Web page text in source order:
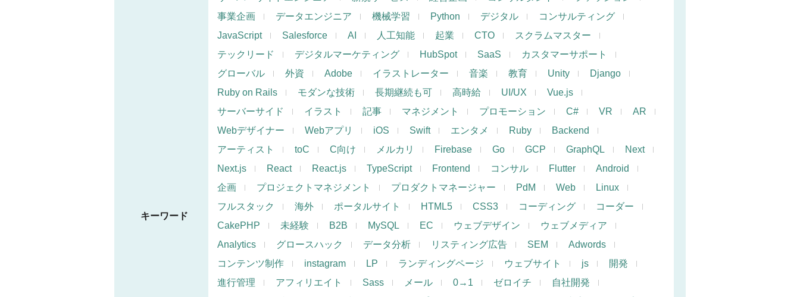
キーワード
事業企画
データエンジニア 機械学習 Python デジタル
コンサルティング
JavaScript
Salesforce AI 人工知能 起業 CTO
スクラムマスター
テックリード
デジタルマーケティング HubSpot SaaS
カスタマーサポート
グローバル
外資 Adobe イラストレーター 音楽 教育 Unity
Django
Ruby on Rails
モダンな技術 長期継続も可 高時給 UI/UX
Vue.js
サーバーサイド
イラスト 記事 マネジメント プロモーション C# VR
AR
Webデザイナー
Webアプリ iOS Swift エンタメ Ruby
Backend
アーティスト
toC C向け メルカリ Firebase Go GCP GraphQL
Next
Next.js
React React.js TypeScript Frontend コンサル Flutter
Android
企画
プロジェクトマネジメント プロダクトマネージャー PdM Web
Linux
フルスタック
海外 ポータルサイト HTML5 CSS3 コーディング
コーダー
CakePHP
未経験 B2B MySQL EC ウェブデザイン
ウェブメディア
Analytics
グロースハック データ分析 リスティング広告 SEM
Adwords
コンテンツ制作
instagram LP ランディングページ ウェブサイト js
開発
進行管理
アフィリエイト Sass メール 0→1 ゼロイチ
自社開発